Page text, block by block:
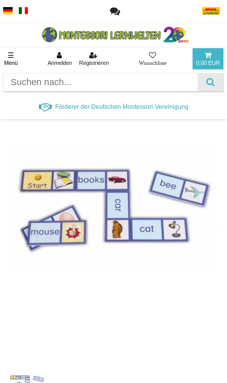
☰
Menü Anmelden Registrieren 0,00 EUR
Förderer der Deutschen Montessori-Vereinigung